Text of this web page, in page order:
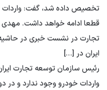
تخصیص داده شد، گفت: واردات
قطعا ادامه خواهد داشت.
تجارت در نشست خبری در حاشیه
ایران در […]
رئیس سازمان توسعه تجارت